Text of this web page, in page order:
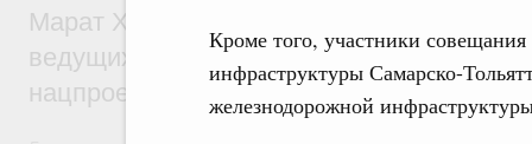
Кроме того, участники
инфраструктуры Самарско-
железнодорожной
Марат Хуснуллин: Порядка 200
ведущих к спортивным объектам,
нацпроекту «Инфраструктура для